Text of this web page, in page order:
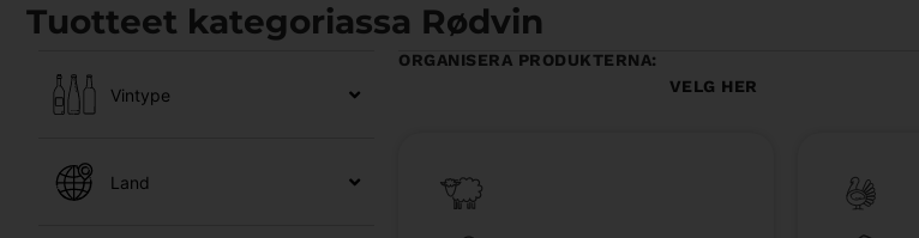
Tuotteet kategoriassa Rødvin
Vintype
Land
ORGANISERA PRODUKTERNA: